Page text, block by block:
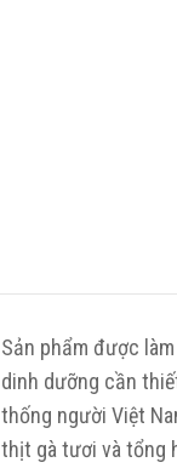
Sản phẩm được
dinh dưỡng cần
thống người Việt
thịt gà tươi và tổng